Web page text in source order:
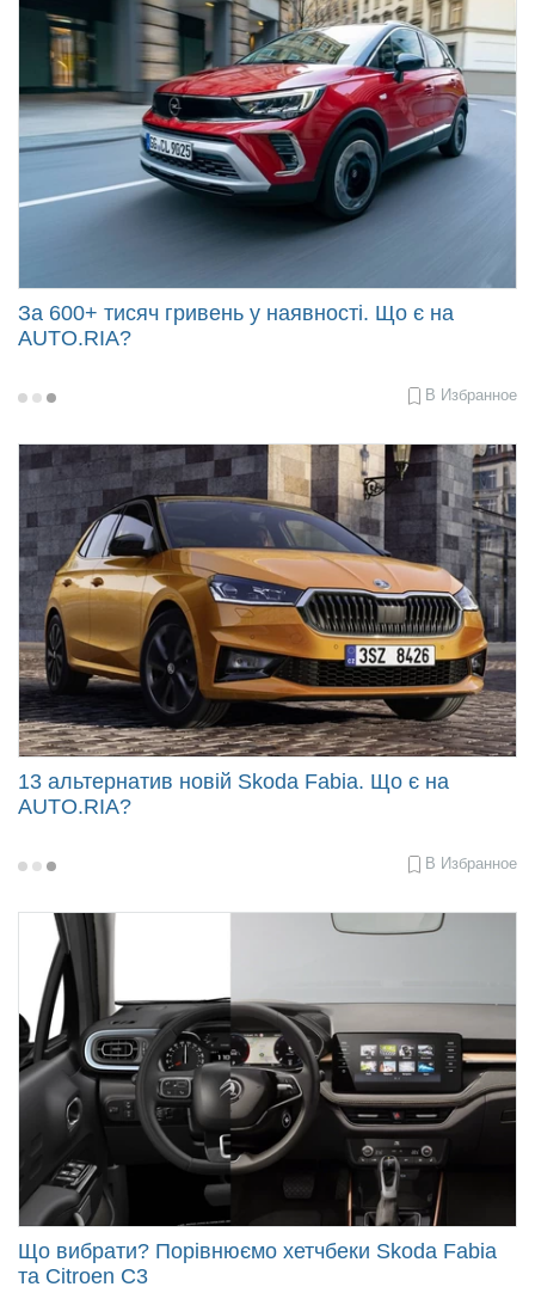
За 600+ тисяч гривень у наявності. Що є на
AUTO.RIA?
2023-
09:28
В Избранное
13 альтернатив новій Skoda Fabia. Що є на
AUTO.RIA?
2022-
10:00
В Избранное
Що вибрати? Порівнюємо хетчбеки Skoda Fabia
та Citroen C3